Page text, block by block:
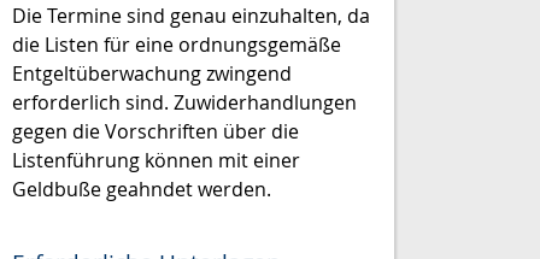
Die Termine sind genau einzuhalten, da
die Listen für eine ordnungsgemäße
Entgeltüberwachung zwingend
erforderlich sind. Zuwiderhandlungen
gegen die Vorschriften über die
Listenführung können mit einer
Geldbuße geahndet werden.